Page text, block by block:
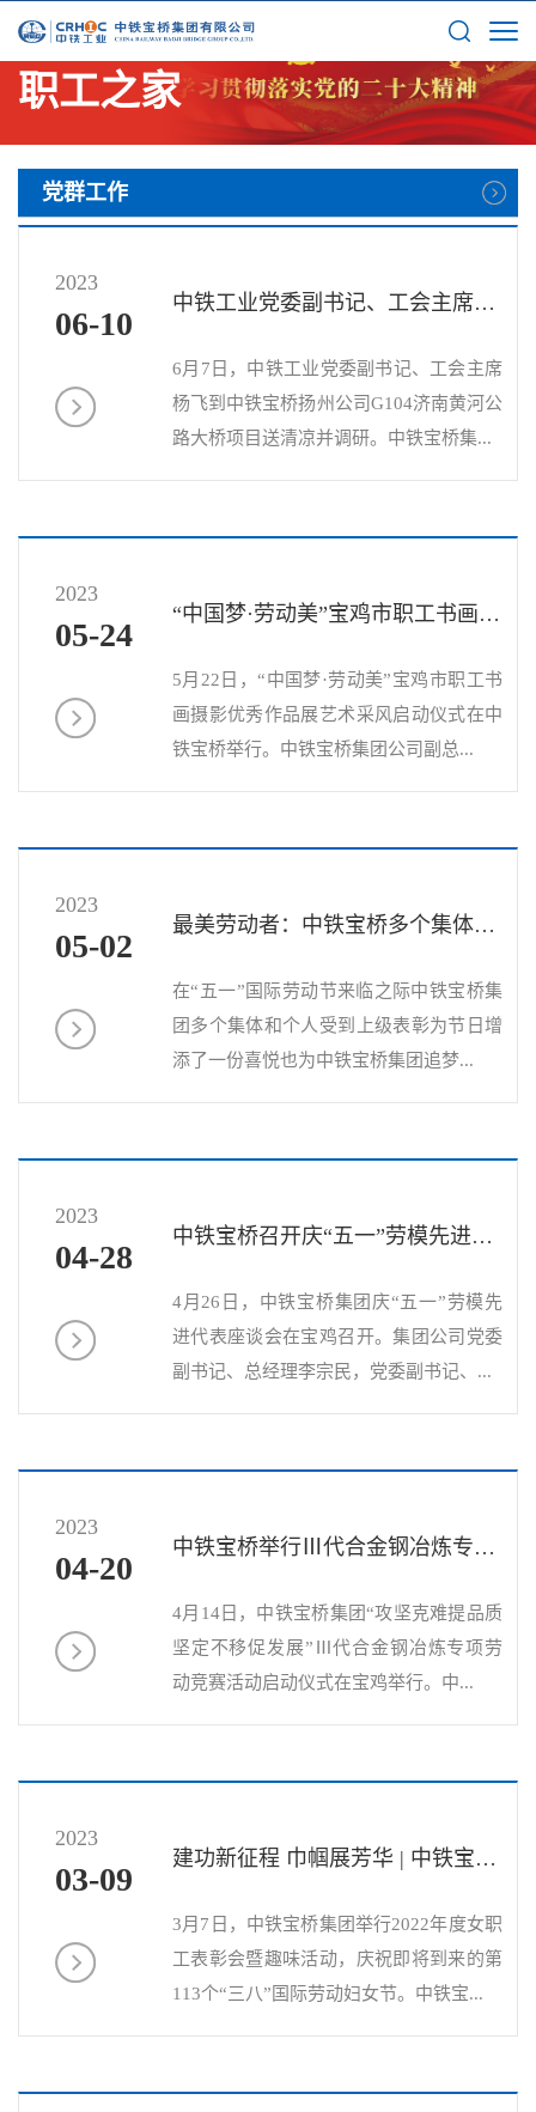
职工之家
党群工作
2023
06-10
中铁工业党委副书记、工会主席杨飞到中铁宝桥扬州公司G104济...
6月7日，中铁工业党委副书记、工会主席
杨飞到中铁宝桥扬州公司G104济南黄河公
路大桥项目送清凉并调研。中铁宝桥集...
2023
05-24
“中国梦·劳动美”宝鸡市职工书画摄影优秀作品展艺术采风启动...
5月22日，“中国梦·劳动美”宝鸡市职工书
画摄影优秀作品展艺术采风启动仪式在中
铁宝桥举行。中铁宝桥集团公司副总...
2023
05-02
最美劳动者：中铁宝桥多个集体和个人获表彰！
在“五一”国际劳动节来临之际中铁宝桥集
团多个集体和个人受到上级表彰为节日增
添了一份喜悦也为中铁宝桥集团追梦...
2023
04-28
中铁宝桥召开庆“五一”劳模先进代表座谈会
4月26日，中铁宝桥集团庆“五一”劳模先
进代表座谈会在宝鸡召开。集团公司党委
副书记、总经理李宗民，党委副书记、...
2023
04-20
中铁宝桥举行Ⅲ代合金钢冶炼专项劳动竞赛活动启动仪式
4月14日，中铁宝桥集团“攻坚克难提品质
坚定不移促发展”Ⅲ代合金钢冶炼专项劳
动竞赛活动启动仪式在宝鸡举行。中...
2023
03-09
建功新征程 巾帼展芳华 | 中铁宝桥举办女职工表彰会暨趣味活...
3月7日，中铁宝桥集团举行2022年度女职
工表彰会暨趣味活动，庆祝即将到来的第
113个“三八”国际劳动妇女节。中铁宝...